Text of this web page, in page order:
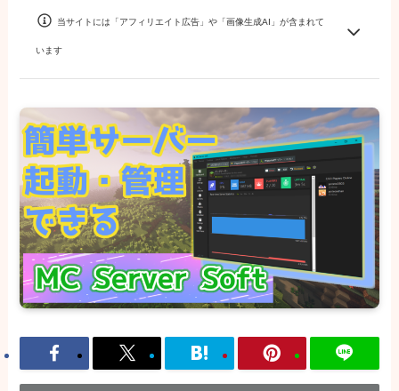
当サイトには「アフィリエイト広告」や「画像生成AI」が含まれて
います